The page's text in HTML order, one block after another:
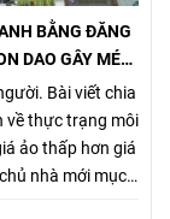
BẰNG ĐĂNG
DAO GÂY MÉO
GÂY HẠI
NHÀ MÔI GIỚI
CHÍNH
Bài viết chia
về thực trạng môi
ảo thấp hơn giá
nhà mới mục